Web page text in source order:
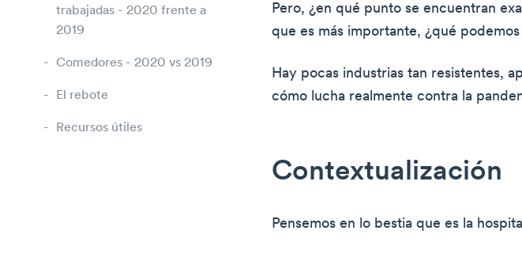
trabajadas - 2020 frente a
2019
Comedores - 2020 vs 2019
El rebote
Recursos útiles
Pero, ¿en qué punto se encuentran
que es más importante, ¿qué
Hay pocas industrias tan resistentes,
cómo lucha realmente contra la
Contextualización
Pensemos en lo bestia que es la